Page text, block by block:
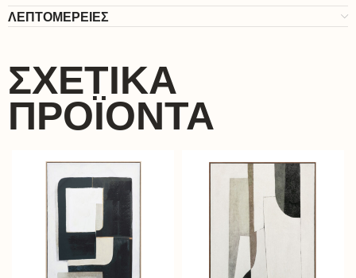
ΛΕΠΤΟΜΕΡΕΙΕΣ
ΣΧΕΤΙΚΆ
ΠΡΟΪΌΝΤΑ